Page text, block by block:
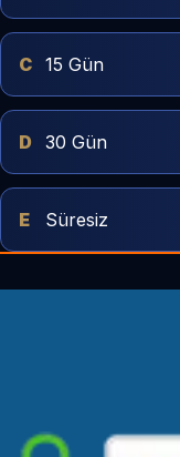
C 15 Gün
D 30 Gün
E Süresiz